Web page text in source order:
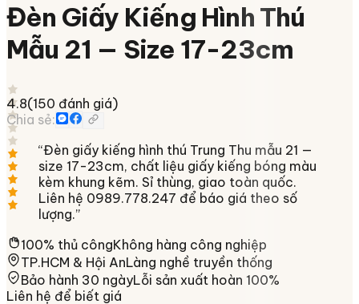
Đèn Giấy Kiếng Hình Thú
Mẫu 21 — Size 17-23cm
4.8(150 đánh giá)
Chia sẻ:
“Đèn giấy kiếng hình thú Trung Thu mẫu 21 —
size 17-23cm, chất liệu giấy kiếng bóng màu
kèm khung kẽm. Sỉ thùng, giao toàn quốc.
Liên hệ 0989.778.247 để báo giá theo số
lượng.”
100% thủ côngKhông hàng công nghiệp
TP.HCM & Hội AnLàng nghề truyền thống
Bảo hành 30 ngàyLỗi sản xuất hoàn 100%
Liên hệ để biết giá